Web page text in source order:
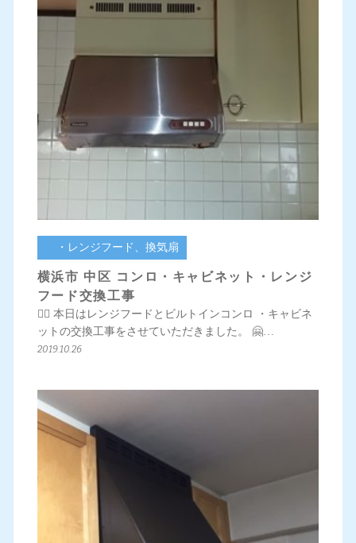
・レンジフード、換気扇
横浜市 中区 コンロ・キャビネット・レンジ
フード交換工事
💁‍♀️ 本日はレンジフードとビルトインコンロ ・キャビネ
ットの交換工事をさせていただきました。 🤗…
2019.10.26